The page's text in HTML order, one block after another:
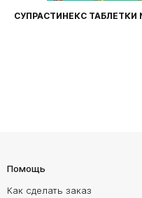
ФАРИНГОСЕПТ ТАБЛЕТКИ
Помощь
Как сделать заказ